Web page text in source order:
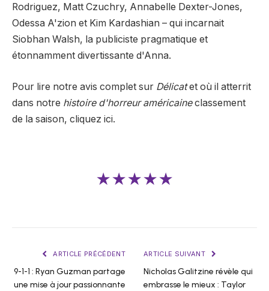
Rodriguez, Matt Czuchry, Annabelle Dexter-Jones,
Odessa A'zion et Kim Kardashian – qui incarnait
Siobhan Walsh, la publiciste pragmatique et
étonnamment divertissante d'Anna.
Pour lire notre avis complet sur Délicatet où il atterrit
dans notre histoire d'horreur américaineclassement
de la saison, cliquez ici.
★★★★★
ARTICLE PRÉCÉDENT
9-1-1 : Ryan Guzman partage
une mise à jour passionnante
ARTICLE SUIVANT
Nicholas Galitzine révèle qui
embrasse le mieux : Taylor